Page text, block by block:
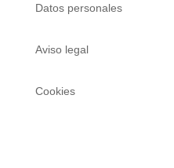
Datos personales
Aviso legal
Cookies